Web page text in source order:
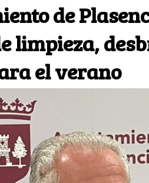
de
limpieza,
el verano